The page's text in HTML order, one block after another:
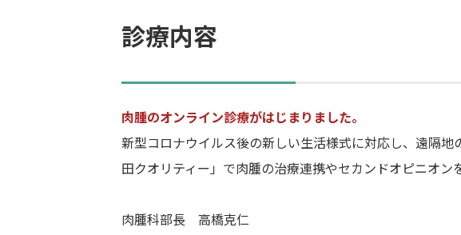
診療内容
肉腫のオンライン診療がはじまりました。
新型コロナウイルス後の新しい生活様式に対応し、遠隔
田クオリティー」で肉腫の治療連携やセカンドオピニオン
肉腫科部長 高橋克仁